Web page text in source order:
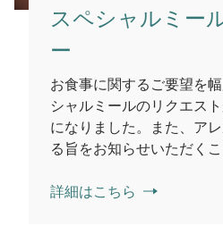
スペシャルミー
ー
お食事に関するご要望を
シャルミールのリクエス
になりました。また、ア
る旨をお知らせいただくこ
詳細はこちら